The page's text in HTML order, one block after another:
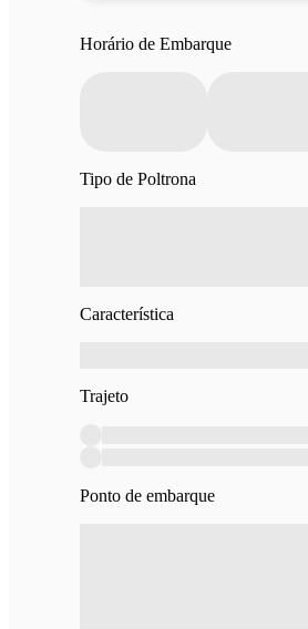
Horário de Embarque
Tipo de Poltrona
Característica
Trajeto
Ponto de embarque